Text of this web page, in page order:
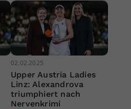
02.02.2025
Upper Austria Ladies
Linz: Alexandrova
triumphiert nach
Nervenkrimi